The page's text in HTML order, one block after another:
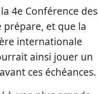
4e Conférence des
prépare, et que la
internationale
ainsi jouer un
ces échéances.